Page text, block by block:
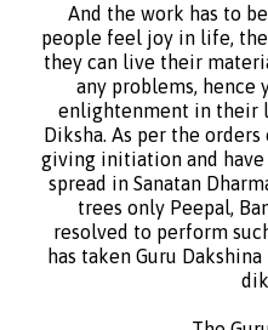
And the work has to
people feel joy in life,
they can live their
any problems, hence
enlightenment in their
Diksha. As per the orders
giving initiation and
spread in Sanatan
trees only Peepal,
resolved to perform
has taken Guru